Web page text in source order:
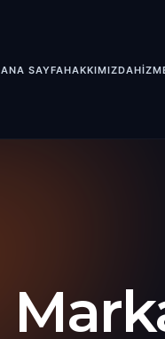
ANA SAYFAHAKKIMIZDA